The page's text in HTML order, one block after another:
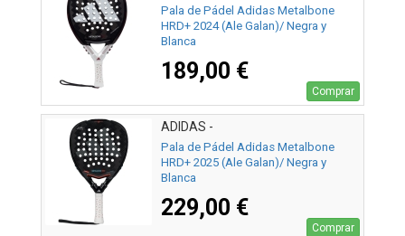
Pala de Pádel Adidas Metalbone
HRD+ 2024 (Ale Galan)/ Negra y
Blanca
189,00 €
Comprar
ADIDAS -
Pala de Pádel Adidas Metalbone
HRD+ 2025 (Ale Galan)/ Negra y
Blanca
229,00 €
Comprar